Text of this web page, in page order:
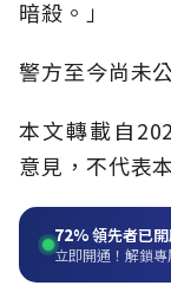
暗殺。」
警方至今尚未
本文轉載自
意見，不代表
72%領先者已開
立即開通！解鎖